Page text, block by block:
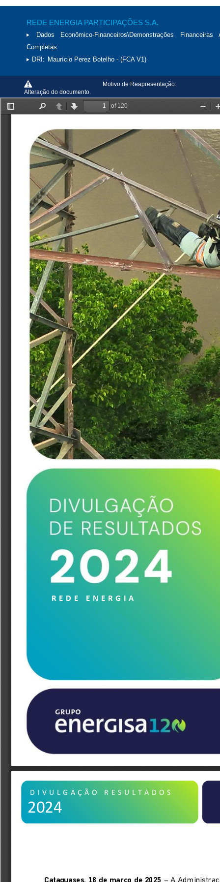
REDE ENERGIA PARTICIPAÇÕES S.A.
Dados Econômico-Financeiros\Demonstrações Financeiras
Completas
DRI: Maurício Perez Botelho - (FCA V1)
Motivo de Reapresentação:
Alteração do documento.